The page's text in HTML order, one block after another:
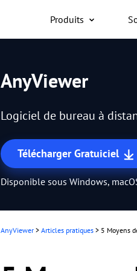
Produits
PC/Mac/mobile, où que
AnyViewer
Logiciel de bureau à
Télécharger Gratuiciel
Disponible sous Windows,
AnyViewer > Articles pratiques > 5 Moyens